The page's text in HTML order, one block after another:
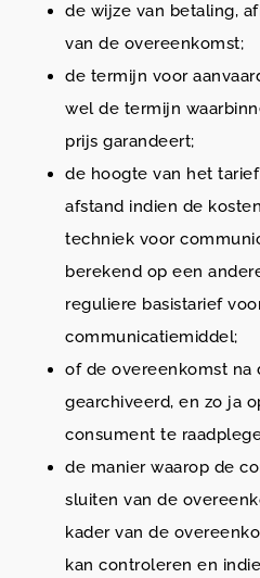
de wijze van betaling,
van de overeenkomst;
de termijn voor
wel de termijn
prijs garandeert;
de hoogte van het
afstand indien de
techniek voor
berekend op een
reguliere basistarief
communicatiemiddel;
of de overeenkomst na
gearchiveerd, en zo ja
consument te
de manier waarop de
sluiten van de
kader van de
kan controleren en